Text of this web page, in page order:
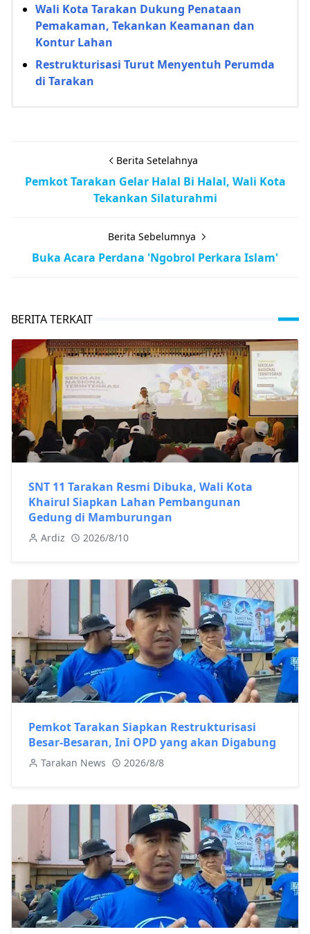
Wali Kota Tarakan Dukung Penataan
Pemakaman, Tekankan Keamanan dan
Kontur Lahan
Restrukturisasi Turut Menyentuh Perumda
di Tarakan
Berita Setelahnya
Pemkot Tarakan Gelar Halal Bi Halal, Wali Kota
Tekankan Silaturahmi
Berita Sebelumnya
Buka Acara Perdana 'Ngobrol Perkara Islam'
BERITA TERKAIT
SNT 11 Tarakan Resmi Dibuka, Wali Kota
Khairul Siapkan Lahan Pembangunan
Gedung di Mamburungan
Ardiz 2026/8/10
Pemkot Tarakan Siapkan Restrukturisasi
Besar-Besaran, Ini OPD yang akan Digabung
Tarakan News 2026/8/8